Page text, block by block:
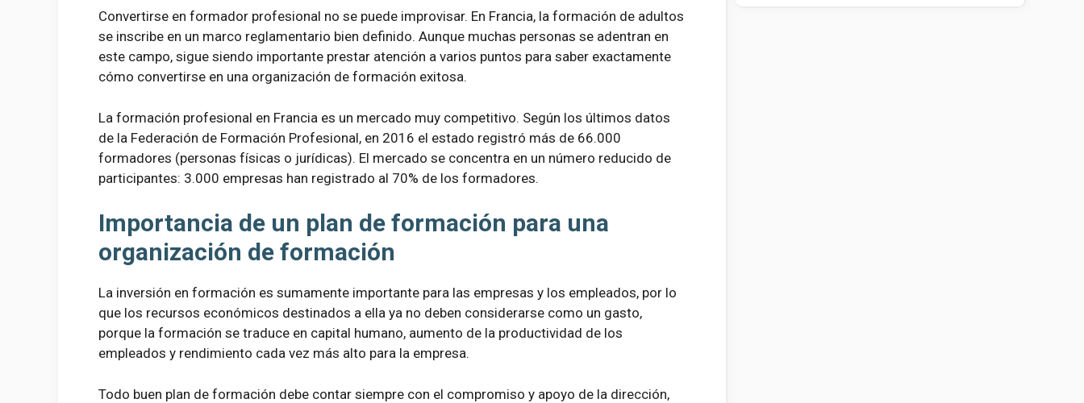
Convertirse en formador profesional no se puede improvisar. En Francia, la formación de adultos
se inscribe en un marco reglamentario bien definido. Aunque muchas personas se adentran en
este campo, sigue siendo importante prestar atención a varios puntos para saber exactamente
cómo convertirse en una organización de formación exitosa.
La formación profesional en Francia es un mercado muy competitivo. Según los últimos datos
de la Federación de Formación Profesional, en 2016 el estado registró más de 66.000
formadores (personas físicas o jurídicas). El mercado se concentra en un número reducido de
participantes: 3.000 empresas han registrado al 70% de los formadores.
Importancia de un plan de formación para una
organización de formación
La inversión en formación es sumamente importante para las empresas y los empleados, por lo
que los recursos económicos destinados a ella ya no deben considerarse como un gasto,
porque la formación se traduce en capital humano, aumento de la productividad de los
empleados y rendimiento cada vez más alto para la empresa.
Todo buen plan de formación debe contar siempre con el compromiso y apoyo de la dirección,